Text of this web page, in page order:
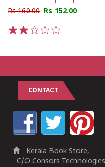
Rs 160.00 Rs 152.00
CONTACT
Kerala Book Store,
C/O Consors